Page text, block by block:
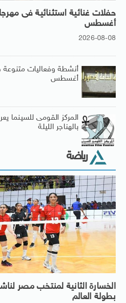
أغسطس
2026-08-08
أنشطة وفعاليات
أغسطس
بالهناجر الليلة
رياضة
الخسارة الثانية لمنتخب مصر
بطولة العالم